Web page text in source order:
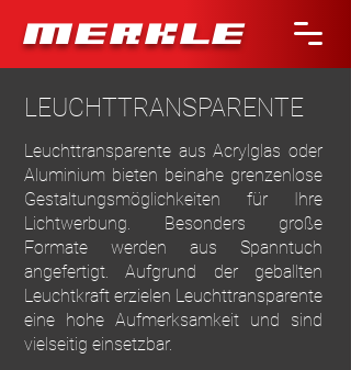
MERKLE
LEUCHTTRANSPARENTE
Leuchttransparente aus Acrylglas oder
Aluminium bieten beinahe grenzenlose
Gestaltungsmöglichkeiten für Ihre
Lichtwerbung. Besonders große
Formate werden aus Spanntuch
angefertigt. Aufgrund der geballten
Leuchtkraft erzielen Leuchttransparente
eine hohe Aufmerksamkeit und sind
vielseitig einsetzbar.